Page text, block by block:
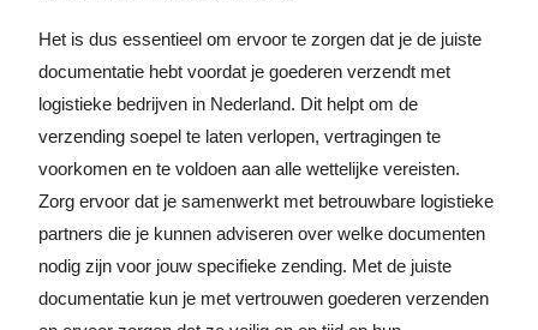
Het is dus essentieel om ervoor te zorgen dat je de juiste
documentatie hebt voordat je goederen verzendt met
logistieke bedrijven in Nederland. Dit helpt om de
verzending soepel te laten verlopen, vertragingen te
voorkomen en te voldoen aan alle wettelijke vereisten.
Zorg ervoor dat je samenwerkt met betrouwbare logistieke
partners die je kunnen adviseren over welke documenten
nodig zijn voor jouw specifieke zending. Met de juiste
documentatie kun je met vertrouwen goederen verzenden